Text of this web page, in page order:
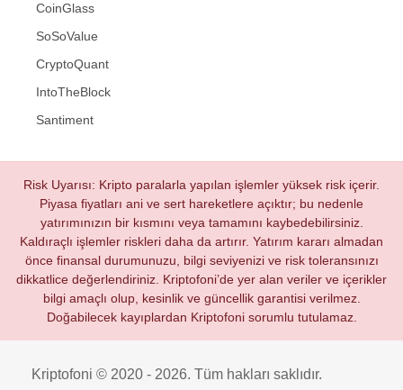
CoinGlass
SoSoValue
CryptoQuant
IntoTheBlock
Santiment
Risk Uyarısı: Kripto paralarla yapılan işlemler yüksek risk içerir.
Piyasa fiyatları ani ve sert hareketlere açıktır; bu nedenle
yatırımınızın bir kısmını veya tamamını kaybedebilirsiniz.
Kaldıraçlı işlemler riskleri daha da artırır. Yatırım kararı almadan
önce finansal durumunuzu, bilgi seviyenizi ve risk toleransınızı
dikkatlice değerlendiriniz. Kriptofoni’de yer alan veriler ve içerikler
bilgi amaçlı olup, kesinlik ve güncellik garantisi verilmez.
Doğabilecek kayıplardan Kriptofoni sorumlu tutulamaz.
Kriptofoni © 2020 - 2026. Tüm hakları saklıdır.